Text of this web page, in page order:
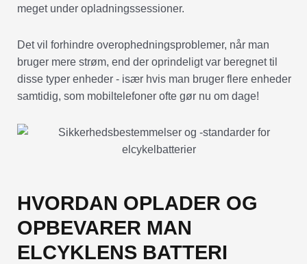
meget under opladningssessioner.
Det vil forhindre overophedningsproblemer, når man
bruger mere strøm, end der oprindeligt var beregnet til
disse typer enheder - især hvis man bruger flere enheder
samtidig, som mobiltelefoner ofte gør nu om dage!
HVORDAN OPLADER OG
OPBEVARER MAN
ELCYKLENS BATTERI